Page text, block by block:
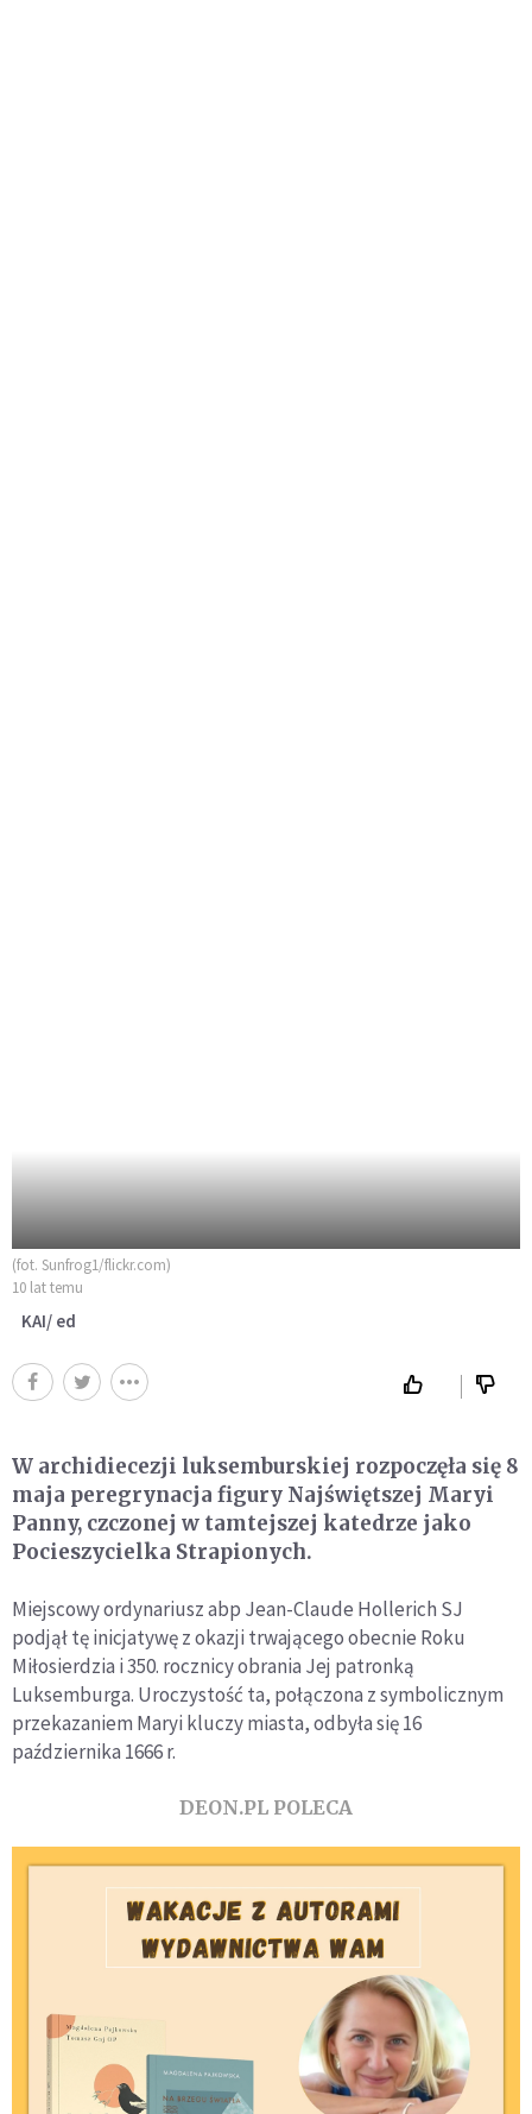
(fot. Sunfrog1/flickr.com)
10 lat temu
KAI/ ed
W archidiecezji luksemburskiej rozpoczęła się 8
maja peregrynacja figury Najświętszej Maryi
Panny, czczonej w tamtejszej katedrze jako
Pocieszycielka Strapionych.
Miejscowy ordynariusz abp Jean-Claude Hollerich SJ
podjął tę inicjatywę z okazji trwającego obecnie Roku
Miłosierdzia i 350. rocznicy obrania Jej patronką
Luksemburga. Uroczystość ta, połączona z symbolicznym
przekazaniem Maryi kluczy miasta, odbyła się 16
października 1666 r.
DEON.PL POLECA